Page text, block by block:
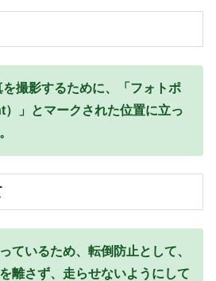
撮影するために、「フォトポ
」とマークされた位置に立っ
ているため、転倒防止として、
離さず、走らせないようにして